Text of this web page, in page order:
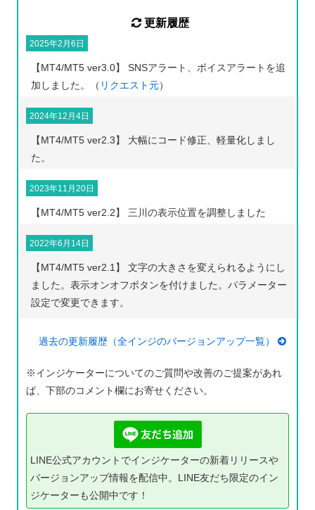
更新履歴
2025年2月6日
【MT4/MT5 ver3.0】 SNSアラート、ボイスアラートを追
加しました。（ リクエスト元）
2024年12月4日
【MT4/MT5 ver2.3】 大幅にコード修正、軽量化しまし
た。
2023年11月20日
【MT4/MT5 ver2.2】 三川の表示位置を調整しました
2022年6月14日
【MT4/MT5 ver2.1】 文字の大きさを変えられるようにし
ました。表示オンオフボタンを付けました。パラメーター
設定で変更できます。
過去の更新履歴（全インジのバージョンアップ一覧）
※インジケーターについてのご質問や改善のご提案があれ
ば、下部のコメント欄にお寄せください。
LINE公式アカウントでインジケーターの新着リリースや
バージョンアップ情報を配信中。LINE友だち限定のイン
ジケーターも公開中です！